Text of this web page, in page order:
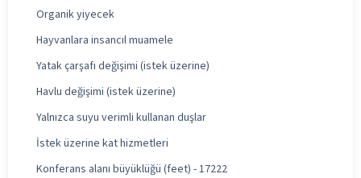
Organik yiyecek
Hayvanlara insancıl muamele
Yatak çarşafı değişimi (istek üzerine)
Havlu değişimi (istek üzerine)
Yalnızca suyu verimli kullanan duşlar
İstek üzerine kat hizmetleri
Konferans alanı büyüklüğü (feet) - 17222